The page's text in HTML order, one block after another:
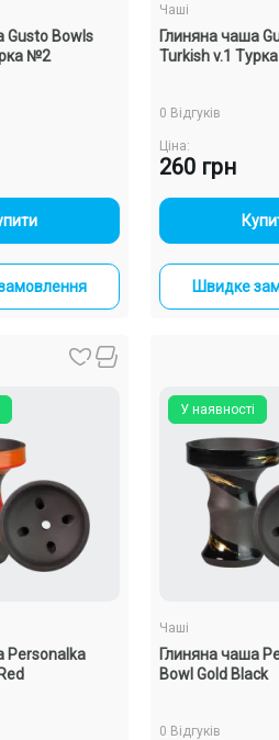
Killer
Gusto Bowls
№2
+
Чаші
Глиняна чаша
Turkish v.1
0 Відгуків
Ціна:
260 грн
-
Швидке
Personalka
У наявності
Чаші
Глиняна чаша
Bowl Gold Black
0 Відгуків